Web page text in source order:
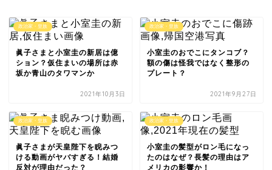
政治家・皇族
眞子さまと小室圭の新居は億
ション？仮住まいの場所は赤
坂か青山のタワマンか
2021年10月3日
政治家・皇族
小室圭のおでこにタンコブ？
額の傷は怪我ではなく整形の
プレート？
2021年9月27日
政治家・皇族
眞子さまが天皇陛下を睨みつ
ける動画がヤバすぎる！結婚
反対が理由だった？
政治家・皇族
小室圭の髪型がロン毛になっ
たのはなぜ？長髪の理由はア
メリカの影響か！